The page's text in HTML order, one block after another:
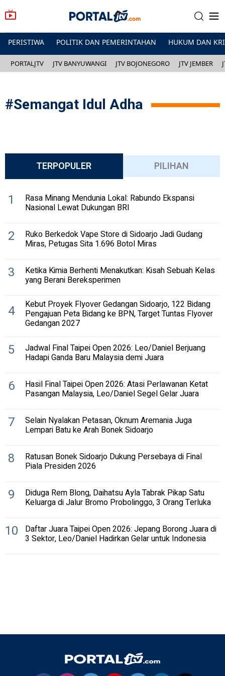
PERISTIWA POLITIK DAN PEMERINTAHAN HUKUM DAN
PORTALJTV JTV BANYUWANGI JTV BOJONEGORO JTV JEMBER
#Semangat Idul Adha
TERPOPULER PILIHAN
1 Rasa Minang Mendunia Lokal: Rabundo Ekspansi
Nasional Lewat Dukungan BRI
2 Ruko Berkedok Vape Store di Sidoarjo Jadi Gudang
Miras, Petugas Sita 1.696 Botol Miras
3 Ketika Kimia Berhenti Menakutkan: Kisah Sebuah Kelas
yang Berani Bereksperimen
4 Kebut Proyek Flyover Gedangan Sidoarjo, 122 Bidang
Pengajuan Peta Bidang ke BPN, Target Tuntas Flyover
Gedangan 2027
5 Jadwal Final Taipei Open 2026: Leo/Daniel Berjuang
Hadapi Ganda Baru Malaysia demi Juara
6 Hasil Final Taipei Open 2026: Atasi Perlawanan Ketat
Pasangan Malaysia, Leo/Daniel Segel Gelar Juara
7 Selain Nyalakan Petasan, Oknum Aremania Juga
Lempari Batu ke Arah Bonek Sidoarjo
8 Ratusan Bonek Sidoarjo Dukung Persebaya di Final
Piala Presiden 2026
9 Diduga Rem Blong, Daihatsu Ayla Tabrak Pikap Satu
Keluarga di Jalur Bromo Probolinggo, 3 Orang Terluka
10 Daftar Juara Taipei Open 2026: Jepang Borong Juara di
3 Sektor, Leo/Daniel Hadirkan Gelar untuk Indonesia